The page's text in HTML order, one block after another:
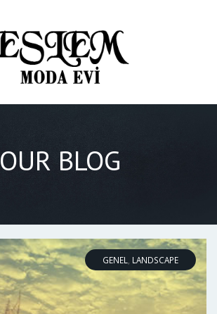
OUR BLOG
GENEL LANDSCAPE